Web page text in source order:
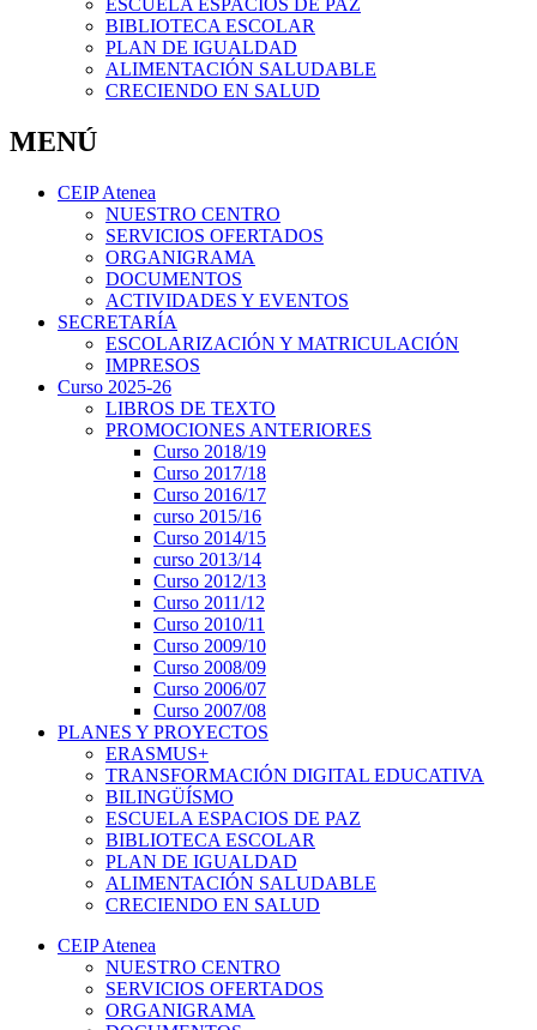
ESCUELA ESPACIOS DE PAZ
BIBLIOTECA ESCOLAR
PLAN DE IGUALDAD
ALIMENTACIÓN SALUDABLE
CRECIENDO EN SALUD
MENÚ
CEIP Atenea
NUESTRO CENTRO
SERVICIOS OFERTADOS
ORGANIGRAMA
DOCUMENTOS
ACTIVIDADES Y EVENTOS
SECRETARÍA
ESCOLARIZACIÓN Y MATRICULACIÓN
IMPRESOS
Curso 2025-26
LIBROS DE TEXTO
PROMOCIONES ANTERIORES
Curso 2018/19
Curso 2017/18
Curso 2016/17
curso 2015/16
Curso 2014/15
curso 2013/14
Curso 2012/13
Curso 2011/12
Curso 2010/11
Curso 2009/10
Curso 2008/09
Curso 2006/07
Curso 2007/08
PLANES Y PROYECTOS
ERASMUS+
TRANSFORMACIÓN DIGITAL EDUCATIVA
BILINGÜÍSMO
ESCUELA ESPACIOS DE PAZ
BIBLIOTECA ESCOLAR
PLAN DE IGUALDAD
ALIMENTACIÓN SALUDABLE
CRECIENDO EN SALUD
CEIP Atenea
NUESTRO CENTRO
SERVICIOS OFERTADOS
ORGANIGRAMA